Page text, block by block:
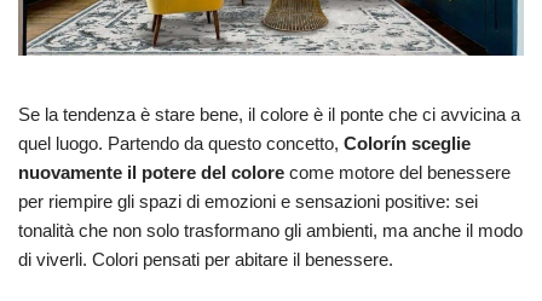
Se la tendenza è stare bene, il colore è il ponte che ci avvicina a
quel luogo. Partendo da questo concetto, Colorín sceglie
nuovamente il potere del colore come motore del benessere
per riempire gli spazi di emozioni e sensazioni positive: sei
tonalità che non solo trasformano gli ambienti, ma anche il modo
di viverli. Colori pensati per abitare il benessere.